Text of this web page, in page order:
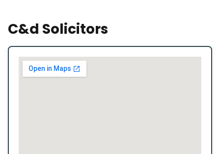
C&d Solicitors